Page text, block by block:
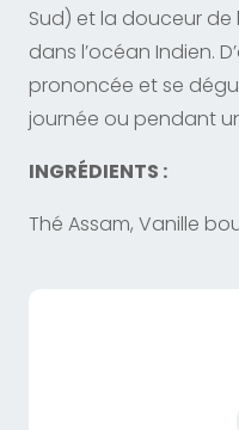
Sud) et la douceur de
dans l’océan Indien.
prononcée et se
journée ou pendant
INGRÉDIENTS :
Thé Assam, Vanille